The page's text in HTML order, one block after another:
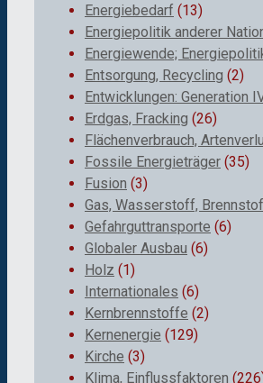
Energiebedarf (13)
Energiepolitik anderer
Energiewende;
Entsorgung, Recycling (2)
Entwicklungen: Generation
Erdgas, Fracking (26)
Flächenverbrauch,
Fossile Energieträger (35)
Fusion (3)
Gas, Wasserstoff,
Gefahrguttransporte (6)
Globaler Ausbau (6)
Holz (1)
Internationales (6)
Kernbrennstoffe (2)
Kernenergie (129)
Kirche (3)
Klima, Einflussfaktoren